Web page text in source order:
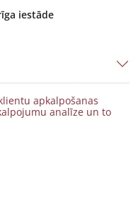
iestāde
apkalpošanas
analīze un to